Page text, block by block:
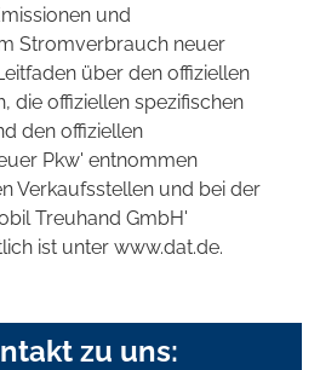
und
Stromverbrauch neuer
über den offiziellen
die offiziellen spezifischen
den offiziellen
Pkw' entnommen
Verkaufsstellen und bei der
Treuhand GmbH'
ist unter www.dat.de.
zu uns: